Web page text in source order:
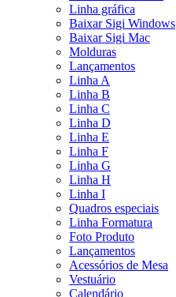
Linha gráfica
Baixar Sigi Windows
Baixar Sigi Mac
Molduras
Lançamentos
Linha A
Linha B
Linha C
Linha D
Linha E
Linha F
Linha G
Linha H
Linha I
Quadros especiais
Linha Formatura
Foto Produto
Lançamentos
Acessórios de Mesa
Vestuário
Calendário